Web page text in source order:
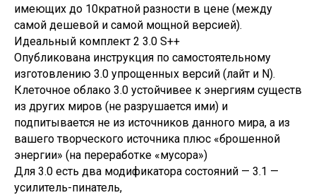
имеющих до 10кратной разности в цене (между
самой дешевой и самой мощной версией).
Идеальный комплект 2 3.0 S++
Опубликована инструкция по самостоятельному
изготовлению 3.0 упрощенных версий (лайт и N).
Клеточное облако 3.0 устойчивее к энергиям существ
из других миров (не разрушается ими) и
подпитывается не из источников данного мира, а из
вашего творческого источника плюс «брошенной
энергии» (на переработке «мусора»)
Для 3.0 есть два модификатора состояний — 3.1 —
усилитель-пинатель,